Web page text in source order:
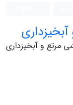
مرتع و آبخیزداری